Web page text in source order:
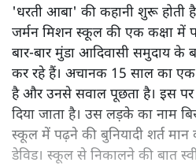
'धरती आबा' की कहानी शुरू होती
जर्मन मिशन स्कूल की एक कक्षा में
बार-बार मुंडा आदिवासी समुदाय के
कर रहे हैं। अचानक 15 साल का
है और उनसे सवाल पूछता है। इस
दिया जाता है। उस लड़के का नाम
स्कूल में पढ़ने की बुनियादी शर्त मान
डेविड। स्कूल से निकालने की बात